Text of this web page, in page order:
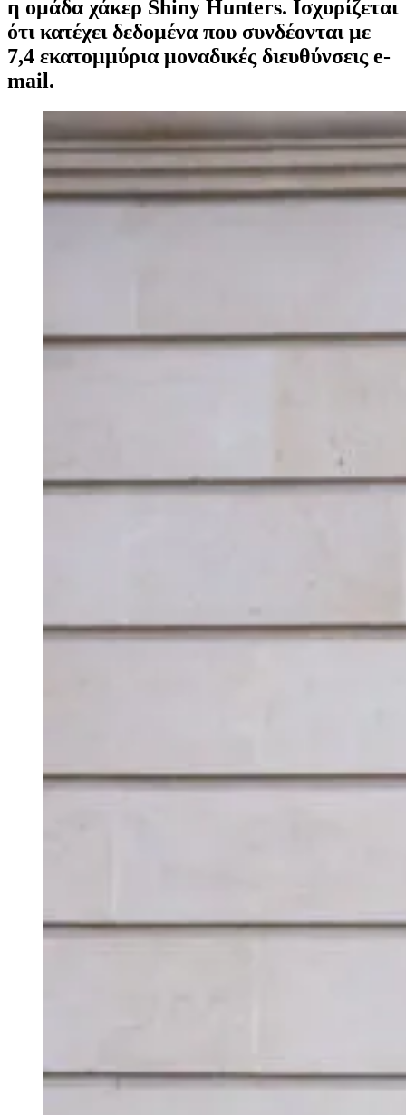
η ομάδα χάκερ Shiny Hunters. Ισχυρίζεται
ότι κατέχει δεδομένα που συνδέονται με
7,4 εκατομμύρια μοναδικές διευθύνσεις e-
mail.